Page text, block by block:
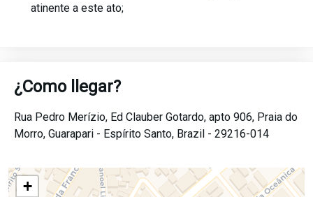
atinente a este ato;
¿Como llegar?
Rua Pedro Merízio, Ed Clauber Gotardo, apto 906, Praia do
Morro, Guarapari - Espírito Santo, Brazil - 29216-014
+